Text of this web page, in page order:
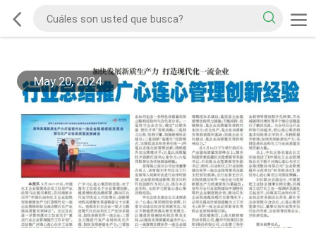
May 20, 2024